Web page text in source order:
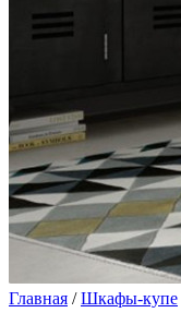
Главная /Шкафы-купе